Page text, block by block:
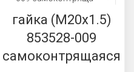
гайка (М20х1.5)
853528-009
самоконтрящаяся